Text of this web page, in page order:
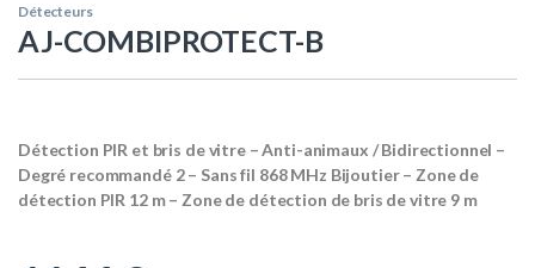
Détecteurs
AJ-COMBIPROTECT-B
Détection PIR et bris de vitre – Anti-animaux / Bidirectionnel –
Degré recommandé 2 – Sans fil 868 MHz Bijoutier – Zone de
détection PIR 12 m – Zone de détection de bris de vitre 9 m